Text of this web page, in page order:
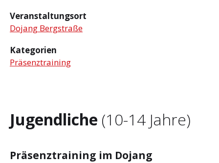
Veranstaltungsort
Dojang Bergstraße
Kategorien
Präsenztraining
Jugendliche (10-14 Jahre)
Präsenztraining im Dojang